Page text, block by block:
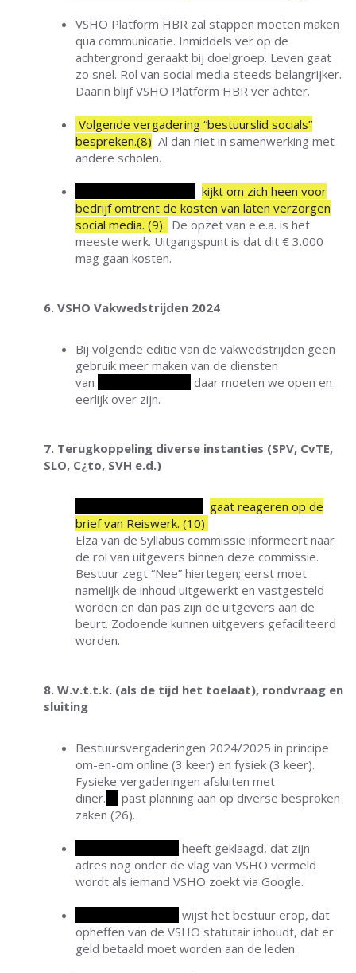
VSHO Platform HBR zal stappen moeten maken
qua communicatie. Inmiddels ver op de
achtergrond geraakt bij doelgroep. Leven gaat
zo snel. Rol van social media steeds belangrijker.
Daarin blijf VSHO Platform HBR ver achter.
Volgende vergadering “bestuurslid socials”
bespreken.(8) Al dan niet in samenwerking met
andere scholen.
kijkt om zich heen voor
bedrijf omtrent de kosten van laten verzorgen
social media. (9). De opzet van e.e.a. is het
meeste werk. Uitgangspunt is dat dit € 3.000
mag gaan kosten.
6. VSHO Vakwedstrijden 2024
Bij volgende editie van de vakwedstrijden geen
gebruik meer maken van de diensten
van
daar moeten we open en
eerlijk over zijn.
7. Terugkoppeling diverse instanties (SPV, CvTE,
SLO, C¿to, SVH e.d.)
gaat reageren op de
brief van Reiswerk. (10)
Elza van de Syllabus commissie informeert naar
de rol van uitgevers binnen deze commissie.
Bestuur zegt “Nee” hiertegen; eerst moet
namelijk de inhoud uitgewerkt en vastgesteld
worden en dan pas zijn de uitgevers aan de
beurt. Zodoende kunnen uitgevers gefaciliteerd
worden.
8. W.v.t.t.k. (als de tijd het toelaat), rondvraag en
sluiting
Bestuursvergaderingen 2024/2025 in principe
om-en-om online (3 keer) en fysiek (3 keer).
Fysieke vergaderingen afsluiten met
diner.
past planning aan op diverse besproken
zaken (26).
heeft geklaagd, dat zijn
adres nog onder de vlag van VSHO vermeld
wordt als iemand VSHO zoekt via Google.
wijst het bestuur erop, dat
opheffen van de VSHO statutair inhoudt, dat er
geld betaald moet worden aan de leden.